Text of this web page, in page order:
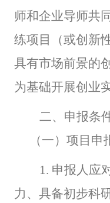
师和企业导师共
练项目（或创新
具有市场前景的
为基础开展创业
二、申报条
（一）项目申
1. 申报人应
力、具备初步科